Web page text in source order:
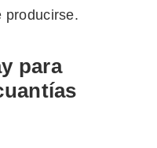
producirse.
para